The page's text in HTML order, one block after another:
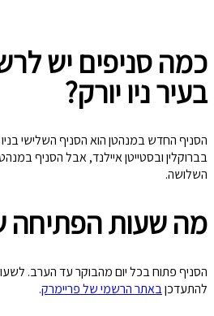
כמה סניפים יש
בעיר ניו יורק?
בברוקלין ובסטייטן איילנד, אבל הסניף
השלושה.
מה שעות הפתיחה
הסניף פתוח בכל יום מהבוקר עד הערב.
להתעדכןבאתר הרשמי של פריימרק.